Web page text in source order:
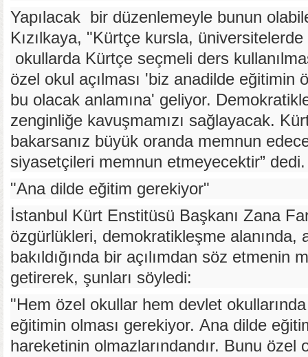
Yapılacak bir düzenlemeyle bunun
Kızılkaya, "Kürtçe kursla,
okullarda Kürtçe seçmeli ders
özel okul açılması 'biz anadilde eğitimin
bu olacak anlamına' geliyor.
zenginliğe kavuşmamızı sağlayacak.
bakarsanız büyük oranda memnun
siyasetçileri memnun etmeyecektir” dedi.
"Ana dilde eğitim gerekiyor"
İstanbul Kürt Enstitüsü Başkanı Zana
özgürlükleri, demokratikleşme alanında,
bakıldığında bir açılımdan söz etmenin
getirerek, şunları söyledi:
"Hem özel okullar hem devlet
eğitimin olması gerekiyor. Ana dilde
hareketinin olmazlarındandır. Bunu özel